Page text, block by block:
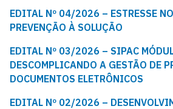
EDITAL Nº 04/2026 – ESTRESSE
PREVENÇÃO À SOLUÇÃO
EDITAL Nº 03/2026 – SIPAC
DESCOMPLICANDO A GESTÃO DE
DOCUMENTOS ELETRÔNICOS
EDITAL Nº 02/2026 –